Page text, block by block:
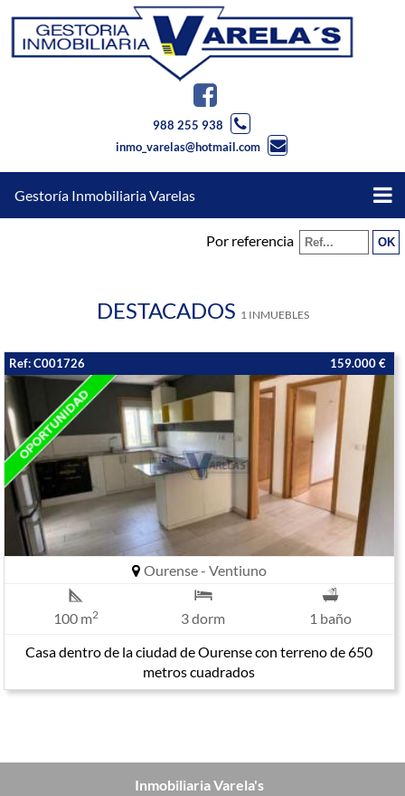
988 255 938
inmo_varelas@hotmail.com
Gestoría Inmobiliaria Varelas
Por referencia
DESTACADOS 1 INMUEBLES
Ref: C001726 159.000 €
Ourense - Ventiuno
100 m2 3 dorm
1 baño
Casa dentro de la ciudad de Ourense con terreno de 650
metros cuadrados
Inmobiliaria Varela's